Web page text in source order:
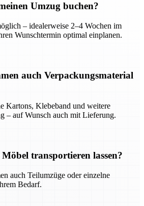
Umzug buchen?
– idealerweise 2–4 Wochen im
Wunschtermin optimal einplanen.
auch Verpackungsmaterial
Kartons, Klebeband und weitere
– auf Wunsch auch mit Lieferung.
transportieren lassen?
auch Teilumzüge oder einzelne
Bedarf.